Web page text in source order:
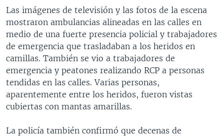
Las imágenes de televisión y las fotos de la escena
mostraron ambulancias alineadas en las calles en
medio de una fuerte presencia policial y trabajadores
de emergencia que trasladaban a los heridos en
camillas. También se vio a trabajadores de
emergencia y peatones realizando RCP a personas
tendidas en las calles. Varias personas,
aparentemente entre los heridos, fueron vistas
cubiertas con mantas amarillas.
La policía también confirmó que decenas de